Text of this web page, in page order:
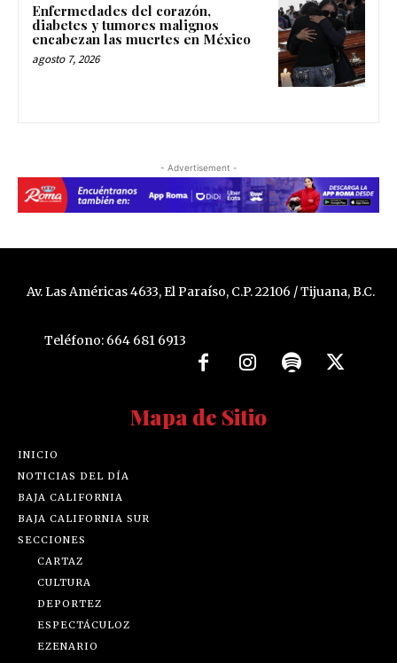
Enfermedades del corazón,
diabetes y tumores malignos
encabezan las muertes en México
agosto 7, 2026
- Advertisement -
Av. Las Américas 4633, El Paraíso, C.P. 22106 / Tijuana, B.C.
Teléfono: 664 681 6913
Mapa de Sitio
INICIO
NOTICIAS DEL DÍA
BAJA CALIFORNIA
BAJA CALIFORNIA SUR
SECCIONES
CARTAZ
CULTURA
DEPORTEZ
ESPECTÁCULOZ
EZENARIO